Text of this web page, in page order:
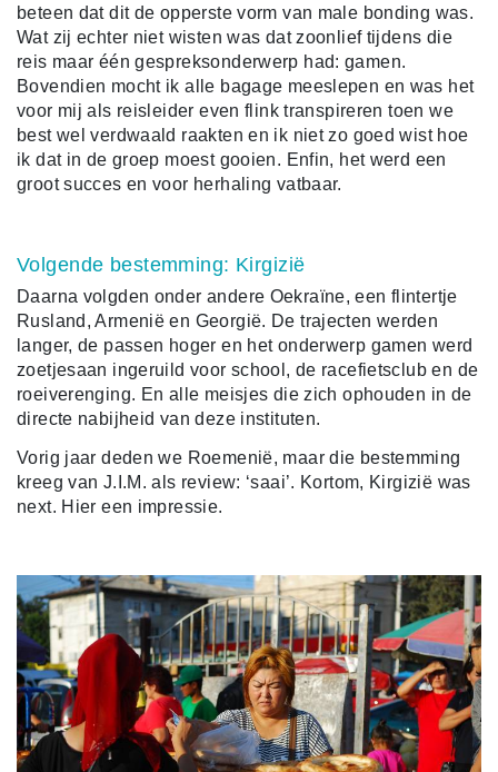
beteen dat dit de opperste vorm van male bonding was.
Wat zij echter niet wisten was dat zoonlief tijdens die
reis maar één gespreksonderwerp had: gamen.
Bovendien mocht ik alle bagage meeslepen en was het
voor mij als reisleider even flink transpireren toen we
best wel verdwaald raakten en ik niet zo goed wist hoe
ik dat in de groep moest gooien. Enfin, het werd een
groot succes en voor herhaling vatbaar.
Volgende bestemming: Kirgizië
Daarna volgden onder andere Oekraïne, een flintertje
Rusland, Armenië en Georgië. De trajecten werden
langer, de passen hoger en het onderwerp gamen werd
zoetjesaan ingeruild voor school, de racefietsclub en de
roeiverenging. En alle meisjes die zich ophouden in de
directe nabijheid van deze instituten.
Vorig jaar deden we Roemenië, maar die bestemming
kreeg van J.I.M. als review: ‘saai’. Kortom, Kirgizië was
next. Hier een impressie.